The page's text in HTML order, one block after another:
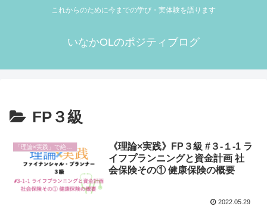
これからのために今までの学び・実体験を語ります
いなかOLのポジティブログ
FP３級
《理論×実践》FP３級 #３-１-1 ラ
イフプランニングと資金計画 社
会保険その① 健康保険の概要
2022.05.29